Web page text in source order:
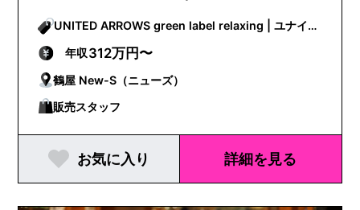
UNITED ARROWS green label relaxing | ユナイテ
ッドアローズグリーンレーベルリラクシング
年収312万円〜
鶴屋 New-S（ニューズ）
販売スタッフ
お気に入り 詳細を見る